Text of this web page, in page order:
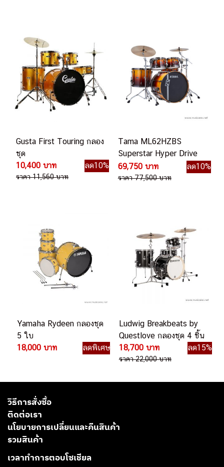
Gusta First Touring กลอง
ชุด
10,400 บาท
ลด10%
ราคา 11,560 บาท
Tama ML62HZBS
Superstar Hyper Drive
Limited Edition กลองชุด
69,750 บาท ลด10%
ราคา 77,500 บาท
Yamaha Rydeen กลองชุด
5 ใบ
18,000 บาท
ลดพิเศษ
Ludwig Breakbeats by
Questlove กลองชุด 4 ชิ้น
18,700 บาท
ลด15%
ราคา 22,000 บาท
วิธีการสั่งซื้อ
ติดต่อเรา
นโยบายการเปลี่ยนและคืนสินค้า
รวมสินค้า
เวลาทำการตอบโซเชียล